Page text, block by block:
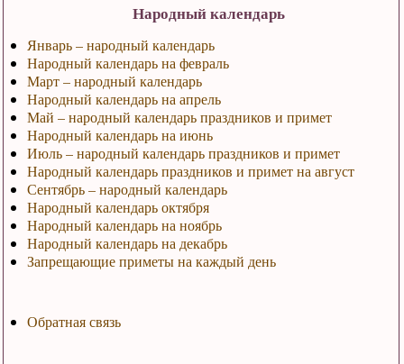
Народный календарь
Январь – народный календарь
Народный календарь на февраль
Март – народный календарь
Народный календарь на апрель
Май – народный календарь праздников и примет
Народный календарь на июнь
Июль – народный календарь праздников и примет
Народный календарь праздников и примет на август
Сентябрь – народный календарь
Народный календарь октября
Народный календарь на ноябрь
Народный календарь на декабрь
Запрещающие приметы на каждый день
Обратная связь